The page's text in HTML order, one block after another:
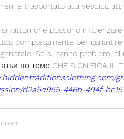
e trasportato alla vescica
fattori che possono
completamente per
Se si hanno problemi di
по теме CHE SIGNIFICA IL
d2a5d955-446b-494f-